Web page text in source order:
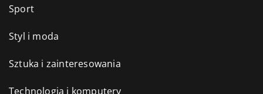
Sport
Styl i moda
Sztuka i zainteresowania
Technologia i komputery